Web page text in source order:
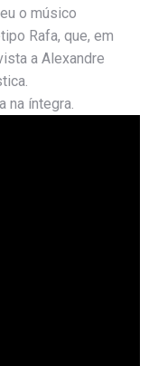
o músico
Rafa, que, em
a Alexandre
na íntegra.